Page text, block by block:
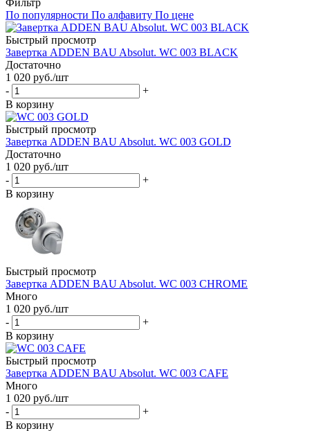
По популярности По алфавиту По цене
Быстрый просмотр
Завертка ADDEN BAU Absolut. WC 003 BLACK
Достаточно
1 020 руб./шт
-
+
В корзину
Быстрый просмотр
Завертка ADDEN BAU Absolut. WC 003 GOLD
Достаточно
1 020 руб./шт
-
+
В корзину
Быстрый просмотр
Завертка ADDEN BAU Absolut. WC 003 CHROME
Много
1 020 руб./шт
-
+
В корзину
Быстрый просмотр
Завертка ADDEN BAU Absolut. WC 003 CAFE
Много
1 020 руб./шт
-
+
В корзину